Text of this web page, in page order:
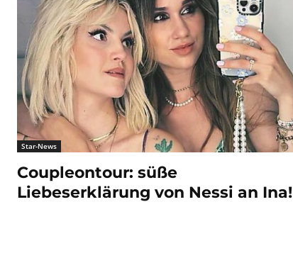
Star-News
Coupleontour: süße
Liebeserklärung von Nessi an Ina!